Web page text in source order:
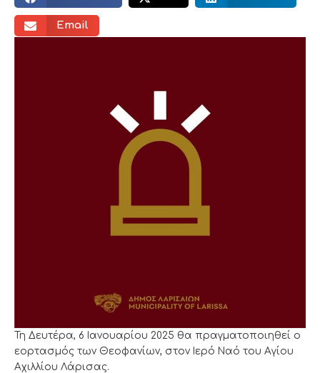
Email
Τη Δευτέρα, 6 Ιανουαρίου 2025 θα πραγματοποιηθεί ο
εορτασμός των Θεοφανίων, στον Ιερό Ναό του Αγίου
Αχιλλίου Λάρισας.